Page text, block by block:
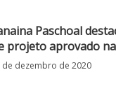
Paschoal
projeto aprovado
de dezembro de 2020